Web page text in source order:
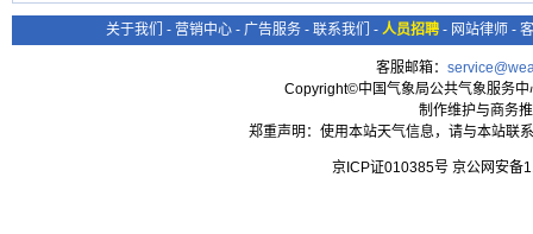
关于我们 - 营销中心 - 广告服务 - 联系我们 - 人员招聘 - 网站律师 -
客服邮箱：
Copyright©中国气象局公共气象服务
制作维护与商务
郑重声明：使用本站天气信息，请与本站联
京ICP证010385号 京公网安备